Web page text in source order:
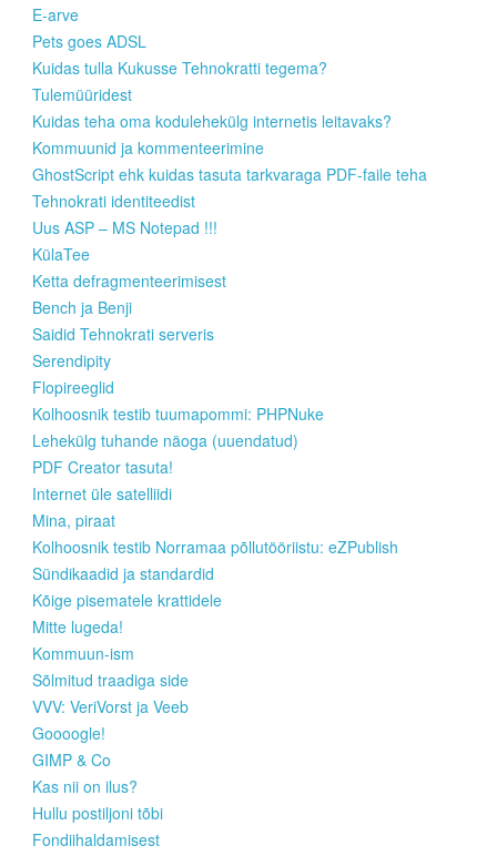
E-arve
Pets goes ADSL
Kuidas tulla Kukusse Tehnokratti tegema?
Tulemüüridest
Kuidas teha oma kodulehekülg internetis leitavaks?
Kommuunid ja kommenteerimine
GhostScript ehk kuidas tasuta tarkvaraga PDF-faile teha
Tehnokrati identiteedist
Uus ASP – MS Notepad !!!
KülaTee
Ketta defragmenteerimisest
Bench ja Benji
Saidid Tehnokrati serveris
Serendipity
Flopireeglid
Kolhoosnik testib tuumapommi: PHPNuke
Lehekülg tuhande näoga (uuendatud)
PDF Creator tasuta!
Internet üle satelliidi
Mina, piraat
Kolhoosnik testib Norramaa põllutööriistu: eZPublish
Sündikaadid ja standardid
Kõige pisematele krattidele
Mitte lugeda!
Kommuun-ism
Sõlmitud traadiga side
VVV: VeriVorst ja Veeb
Goooogle!
GIMP & Co
Kas nii on ilus?
Hullu postiljoni tõbi
Fondiihaldamisest